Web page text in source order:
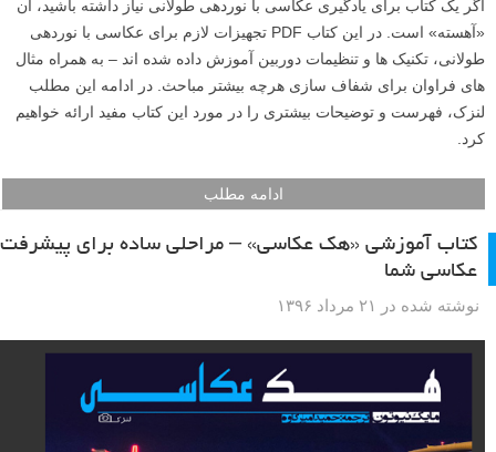
اگر یک کتاب برای یادگیری عکاسی با نوردهی طولانی نیاز داشته باشید، آن
«آهسته» است. در این کتاب PDF تجهیزات لازم برای عکاسی با نوردهی
طولانی، تکنیک ها و تنظیمات دوربین آموزش داده شده اند – به همراه مثال
های فراوان برای شفاف سازی هرچه بیشتر مباحث. در ادامه این مطلب
لنزک، فهرست و توضیحات بیشتری را در مورد این کتاب مفید ارائه خواهیم
کرد.
ادامه مطلب
کتاب آموزشی «هک عکاسی» – مراحلی ساده برای پیشرفت
عکاسی شما
نوشته شده در ۲۱ مرداد ۱۳۹۶